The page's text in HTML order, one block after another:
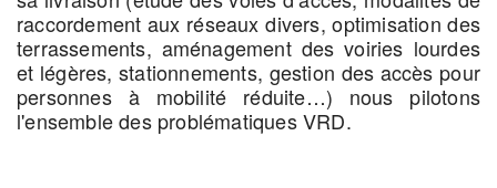
raccordement aux réseaux divers, optimisation des
terrassements, aménagement des voiries lourdes
et légères, stationnements, gestion des accès pour
personnes à mobilité réduite…) nous pilotons
l'ensemble des problématiques VRD.